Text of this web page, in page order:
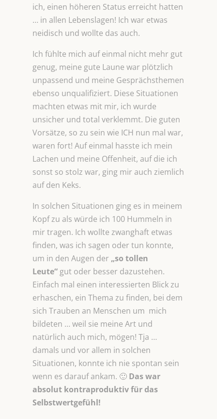
ich, einen höheren Status erreicht hatten
… in allen Lebenslagen! Ich war etwas
neidisch und wollte das auch.
Ich fühlte mich auf einmal nicht mehr gut
genug, meine gute Laune war plötzlich
unpassend und meine Gesprächsthemen
ebenso unqualifiziert. Diese Situationen
machten etwas mit mir, ich wurde
unsicher und total verklemmt. Die guten
Vorsätze, so zu sein wie ICH nun mal war,
waren fort! Auf einmal hasste ich mein
Lachen und meine Offenheit, auf die ich
sonst so stolz war, ging mir auch ziemlich
auf den Keks.
In solchen Situationen ging es in meinem
Kopf zu als würde ich 100 Hummeln in
mir tragen. Ich wollte zwanghaft etwas
finden, was ich sagen oder tun konnte,
um in den Augen der „so tollen
Leute“ gut oder besser dazustehen.
Einfach mal einen interessierten Blick zu
erhaschen, ein Thema zu finden, bei dem
sich Trauben an Menschen um mich
bildeten … weil sie meine Art und
natürlich auch mich, mögen! Tja …
damals und vor allem in solchen
Situationen, konnte ich nie spontan sein
wenn es darauf ankam. 🙂 Das war
absolut kontraproduktiv für das
Selbstwertgefühl!